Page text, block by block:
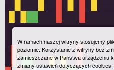
W ramach naszej witryny stosujemy
poziomie. Korzystanie z witryny bez
zamieszczane w Państwa urządzeniu
zmiany ustawień dotyczących cookies.